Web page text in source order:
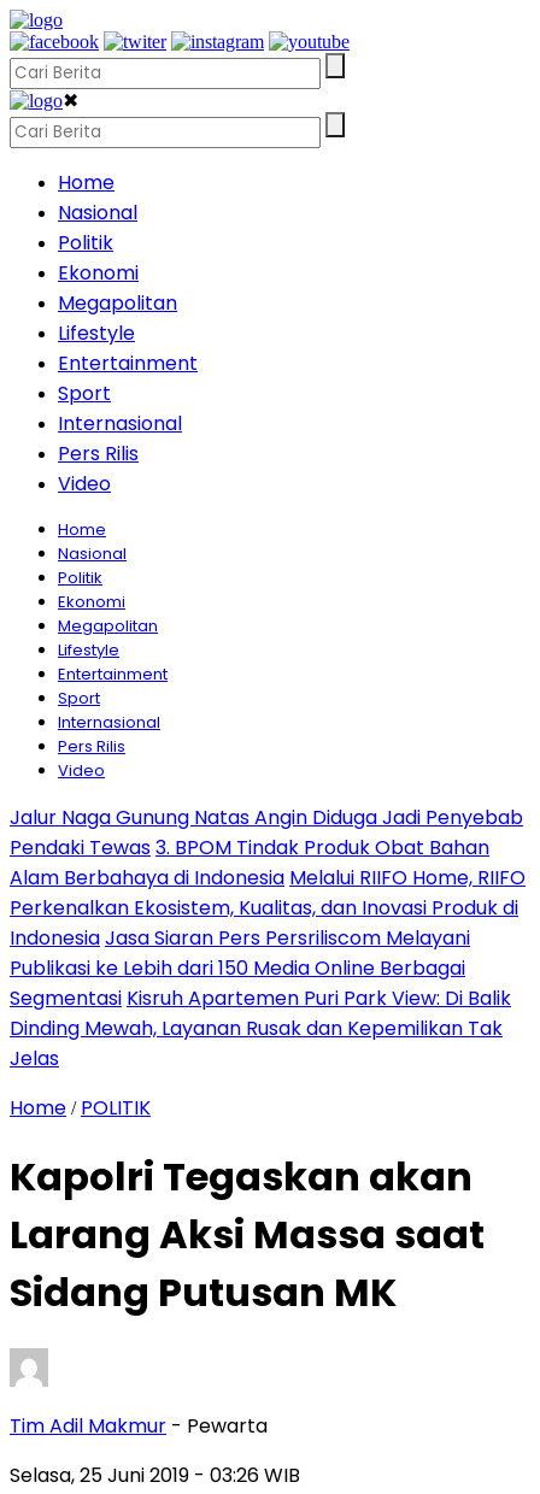
✖
Home
Nasional
Politik
Ekonomi
Megapolitan
Lifestyle
Entertainment
Sport
Internasional
Pers Rilis
Video
Home
Nasional
Politik
Ekonomi
Megapolitan
Lifestyle
Entertainment
Sport
Internasional
Pers Rilis
Video
Jalur Naga Gunung Natas Angin Diduga Jadi Penyebab
Pendaki Tewas3. BPOM Tindak Produk Obat Bahan
Alam Berbahaya di Indonesia Melalui RIIFO Home, RIIFO
Perkenalkan Ekosistem, Kualitas, dan Inovasi Produk di
IndonesiaJasa Siaran Pers Persriliscom Melayani
Publikasi ke Lebih dari 150 Media Online Berbagai
Segmentasi Kisruh Apartemen Puri Park View: Di Balik
Dinding Mewah, Layanan Rusak dan Kepemilikan Tak
Jelas
Home / POLITIK
Kapolri Tegaskan akan
Larang Aksi Massa saat
Sidang Putusan MK
Tim Adil Makmur - Pewarta
Selasa, 25 Juni 2019 - 03:26 WIB